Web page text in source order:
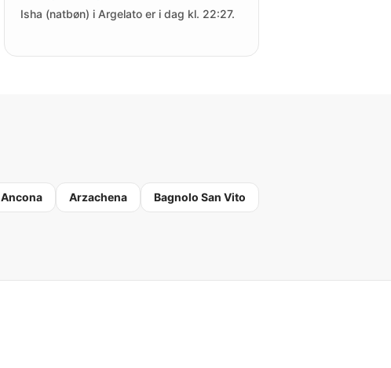
Isha (natbøn) i Argelato er i dag kl. 22:27.
Ancona Arzachena Bagnolo San Vito